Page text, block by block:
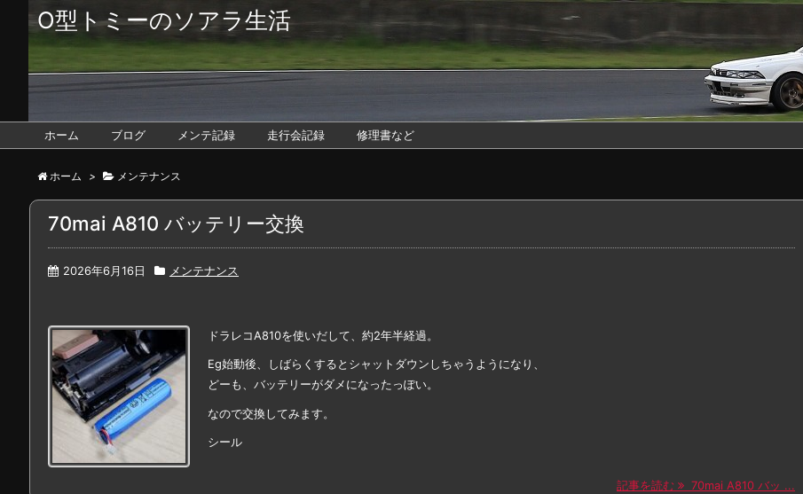
O型トミーのソアラ生活
ホーム ブログ メンテ記録 走行会記録 修理書など
ホーム > メンテナンス
70mai A810 バッテリー交換
2026年6月16日 メンテナンス
ドラレコA810を使いだして、約2年半経過。
Eg始動後、しばらくするとシャットダウンしちゃうようになり、
どーも、バッテリーがダメになったっぽい。
なので交換してみます。
シール
記事を読む 70mai A810 バッ ...